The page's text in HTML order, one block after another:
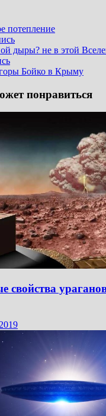
потепление
Предыдущая
запись:
дыры? не в этой
Следующая
запись:
Бойко в Крыму
понравиться
свойства